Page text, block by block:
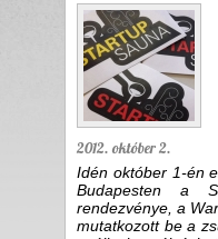
2012. október 2.
Idén október 1-én
Budapesten a
rendezvénye, a
mutatkozott be a